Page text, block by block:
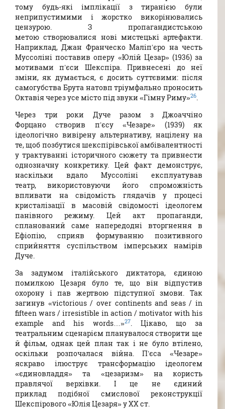
тому будь-які імплікації з тиранією були
неприпустимими і жорстко викорінювались
цензурою. З пропагандистською
метою створювалися нові мистецькі артефакти.
Наприклад, Джан Франческо Маліп’єро на честь
Муссоліні поставив оперу «Юлій Цезар» (1936) за
мотивами п’єси Шекспіра. Привнесені до неї
зміни, як думається, є досить суттєвими: після
самогубства Брута натовп тріумфально проносить
Октавія через усе місто під звуки «Гімну Риму»26.
Через три роки Дуче разом з Джоаччіно
Форцано створив п’єсу «Чезаре» (1939) як
ідеологічно вивірену альтернативу, націлену на
те, щоб позбутися шекспірівської амбівалентності
у трактуванні історичного сюжету та привнести
однозначну конкретику. Цей факт демонструє,
наскільки вдало Муссоліні експлуатував
театр, використовуючи його спроможність
впливати на свідомість глядачів у процесі
кристалізації в масовій свідомості ідеологем
панівного режиму. Цей акт пропаганди,
спланований саме напередодні вторгнення в
Ефіопію, сприяв формуванню позитивного
сприйняття суспільством імперських намірів
Дуче.
За задумом італійського диктатора, єдиною
помилкою Цезаря було те, що він відпустив
охорону і пав жертвою підступної змови. Так
загинув «victorious / over continents and seas / in
fifteen wars / irresistible in action / motivator with his
example and his words…»27. Цікаво, що за
театральним сценарієм планувалося створити ще
й фільм, однак цей план так і не було втілено,
оскільки розпочалася війна. П’єса «Чезаре»
яскраво ілюструє трансформацію ідеологем
«єдиновладдя» та «цезаризм» на користь
правлячої верхівки. І це не єдиний
приклад подібної смислової реконструкції
Шекспірового «Юлія Цезаря» у ХХ ст.